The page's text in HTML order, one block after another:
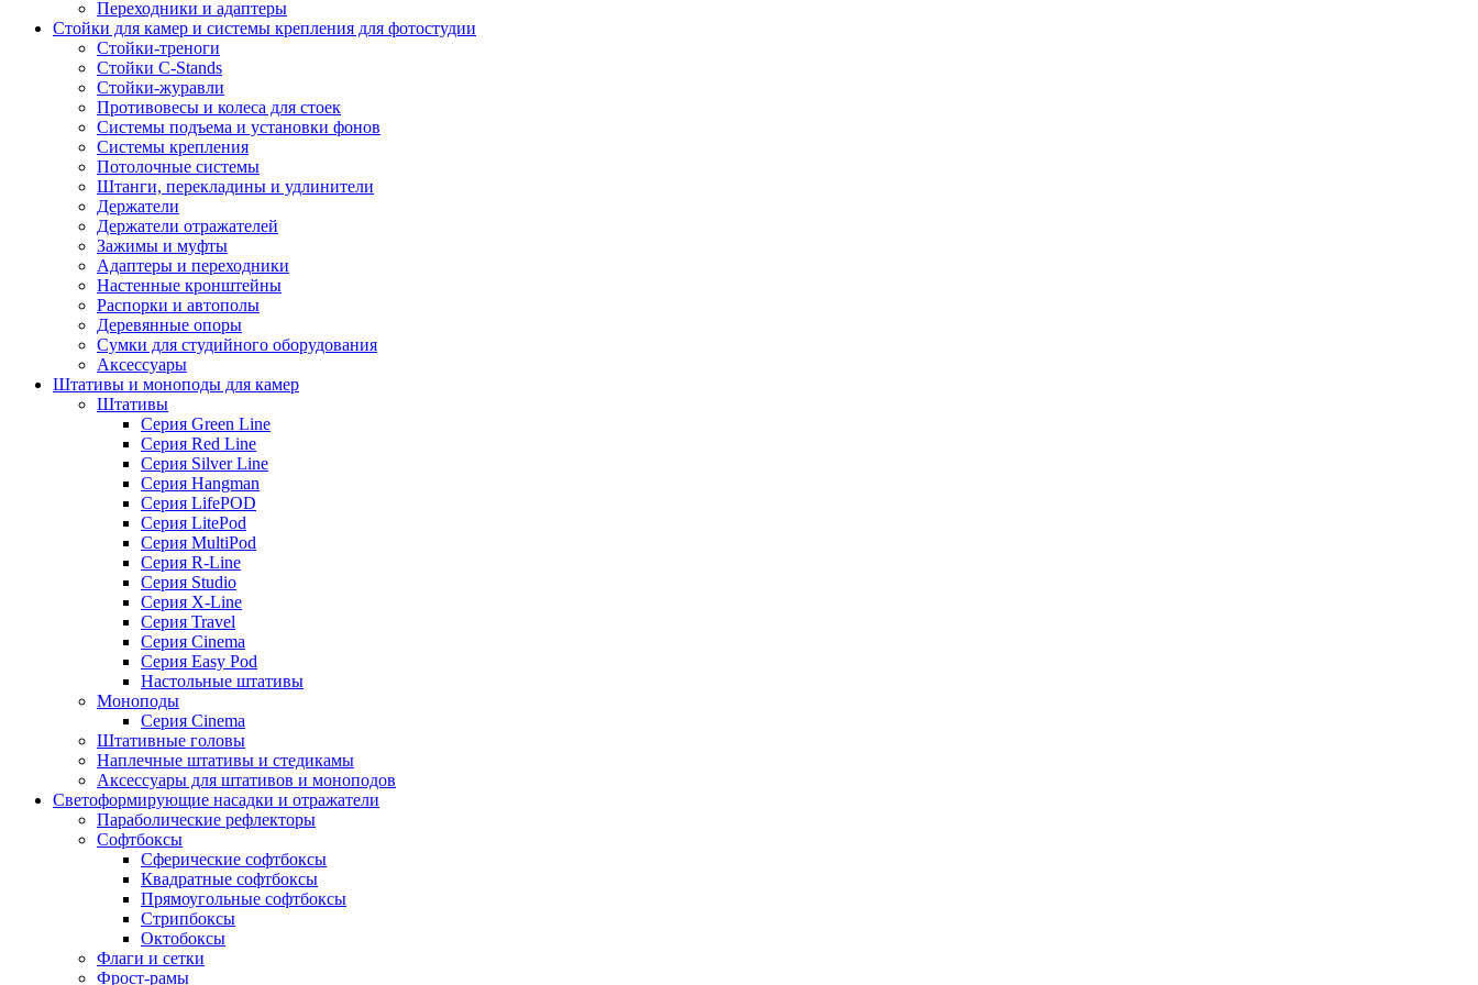
Переходники и адаптеры
Стойки для камер и системы крепления для фотостудии
Стойки-треноги
Стойки C-Stands
Стойки-журавли
Противовесы и колеса для стоек
Системы подъема и установки фонов
Системы крепления
Потолочные системы
Штанги, перекладины и удлинители
Держатели
Держатели отражателей
Зажимы и муфты
Адаптеры и переходники
Настенные кронштейны
Распорки и автополы
Деревянные опоры
Сумки для студийного оборудования
Аксессуары
Штативы и моноподы для камер
Штативы
Серия Green Line
Серия Red Line
Серия Silver Line
Серия Hangman
Серия LifePOD
Серия LitePod
Серия MultiPod
Серия R-Line
Серия Studio
Серия X-Line
Серия Travel
Серия Cinema
Серия Easy Pod
Настольные штативы
Моноподы
Серия Cinema
Штативные головы
Наплечные штативы и стедикамы
Аксессуары для штативов и моноподов
Светоформирующие насадки и отражатели
Параболические рефлекторы
Софтбоксы
Сферические софтбоксы
Квадратные софтбоксы
Прямоугольные софтбоксы
Стрипбоксы
Октобоксы
Флаги и сетки
Фрост-рамы